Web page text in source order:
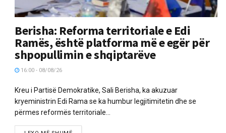
Berisha: Reforma territoriale e Edi
Ramës, është platforma më e egër për
shpopullimin e shqiptarëve
16:00 - 08/08/26
Kreu i Partisë Demokratike, Sali Berisha, ka akuzuar
kryeministrin Edi Rama se ka humbur legjitimitetin dhe se
përmes reformës territoriale...